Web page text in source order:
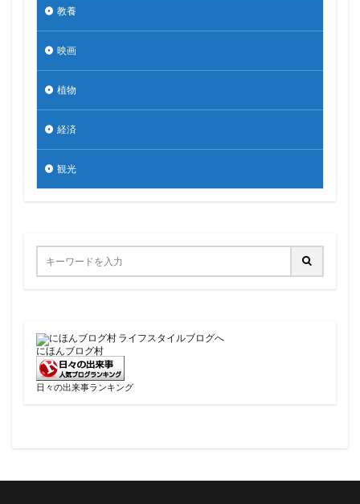
教養
映画
植物
経済
観光
にほんブログ村
日々の出来事ランキング